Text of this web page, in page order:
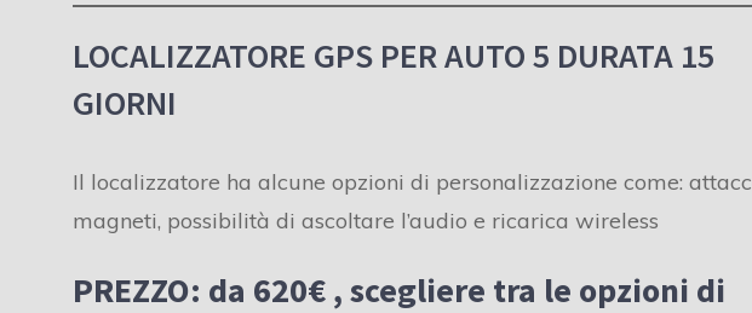
LOCALIZZATORE GPS PER AUTO 5 DURATA 15
GIORNI
Il localizzatore ha alcune opzioni di personalizzazione come:
magneti, possibilità di ascoltare l’audio e ricarica wireless
PREZZO: da 620€ , scegliere tra le opzioni di